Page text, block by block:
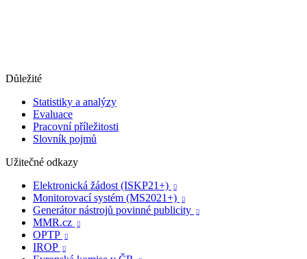
Důležité
Statistiky a analýzy
Evaluace
Pracovní příležitosti
Slovník pojmů
Užitečné odkazy
Elektronická žádost (ISKP21+)

Monitorovací systém (MS2021+) 
Generátor nástrojů povinné publicity 
MMR.cz 
OPTP 
IROP 